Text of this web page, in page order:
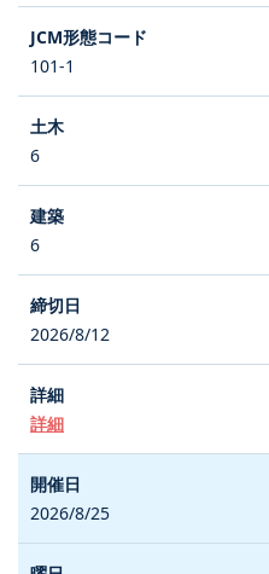
101-1
6
6
2026/8/12
詳細
2026/8/25